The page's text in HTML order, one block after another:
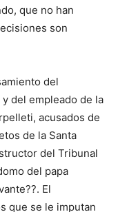
que no han
son
del
del empleado de la
acusados de
de la Santa
del Tribunal
del papa
El
que se le imputan